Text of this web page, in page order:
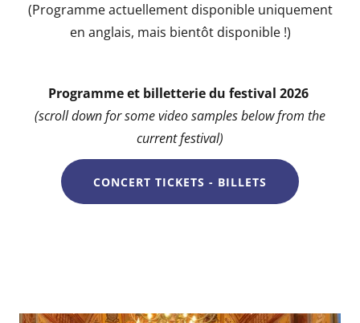
(Programme actuellement disponible uniquement
en anglais, mais bientôt disponible !)
Programme et billetterie du festival 2026
(scroll down for some video samples below from the
current festival)
CONCERT TICKETS - BILLETS